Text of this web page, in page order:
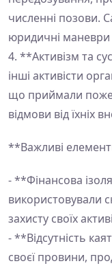
численні позови.
юридичні маневри
4. **Активізм та
інші активісти
що приймали
відмови від їхніх
**Важливі
- **Фінансова
використовували
захисту своїх
- **Відсутність
своєї провини,